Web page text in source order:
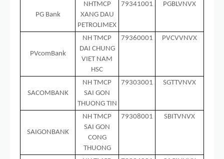
PG Bank
NHTMCP
XANG DAU
PETROLIMEX
79341001 PGBLVNVX
PVcomBank
NH TMCP
DAI CHUNG
VIET NAM
HSC
79360001 PVCVVNVX
SACOMBANK
NH TMCP
SAI GON
THUONG TIN
79303001 SGTTVNVX
SAIGONBANK
NH TMCP
SAI GON
CONG
THUONG
79308001 SBITVNVX